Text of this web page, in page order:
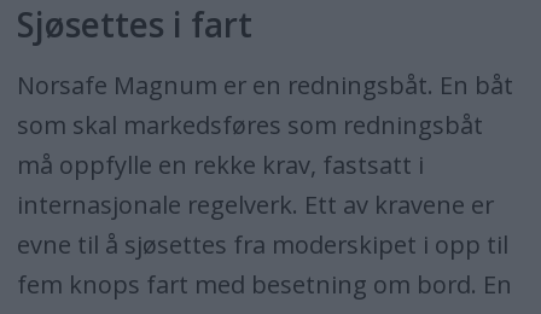
Sjøsettes i fart
Norsafe Magnum er en redningsbåt. En båt
som skal markedsføres som redningsbåt
må oppfylle en rekke krav, fastsatt i
internasjonale regelverk. Ett av kravene er
evne til å sjøsettes fra moderskipet i opp til
fem knops fart med besetning om bord. En